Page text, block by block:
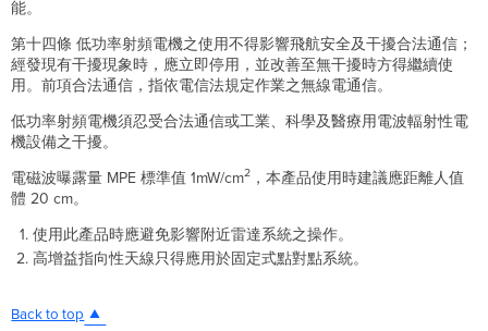
能。
第十四條 低功率射頻電機之使用不得影響飛航安全及干擾合法通信；
經發現有干擾現象時，應立即停用，並改善至無干擾時方得繼續使
用。前項合法通信，指依電信法規定作業之無線電通信。
低功率射頻電機須忍受合法通信或工業、科學及醫療用電波輻射性電
機設備之干擾。
電磁波曝露量 MPE 標準值 1mW/cm2 ，本產品使用時建議應距離人值
體 20 cm。
使用此產品時應避免影響附近雷達系統之操作。
高增益指向性天線只得應用於固定式點對點系統。
Back to top